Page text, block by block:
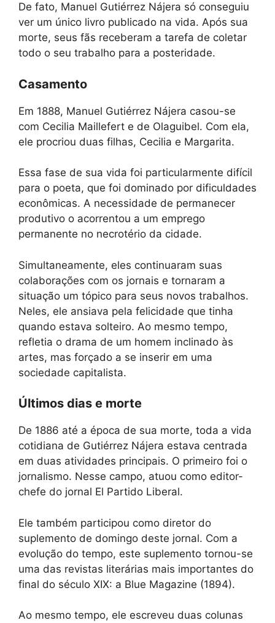
De fato, Manuel Gutiérrez Nájera só conseguiu
ver um único livro publicado na vida. Após sua
morte, seus fãs receberam a tarefa de coletar
todo o seu trabalho para a posteridade.
Casamento
Em 1888, Manuel Gutiérrez Nájera casou-se
com Cecilia Maillefert e de Olaguibel. Com ela,
ele procriou duas filhas, Cecilia e Margarita.
Essa fase de sua vida foi particularmente difícil
para o poeta, que foi dominado por dificuldades
econômicas. A necessidade de permanecer
produtivo o acorrentou a um emprego
permanente no necrotério da cidade.
Simultaneamente, eles continuaram suas
colaborações com os jornais e tornaram a
situação um tópico para seus novos trabalhos.
Neles, ele ansiava pela felicidade que tinha
quando estava solteiro. Ao mesmo tempo,
refletia o drama de um homem inclinado às
artes, mas forçado a se inserir em uma
sociedade capitalista.
Últimos dias e morte
De 1886 até a época de sua morte, toda a vida
cotidiana de Gutiérrez Nájera estava centrada
em duas atividades principais. O primeiro foi o
jornalismo. Nesse campo, atuou como editor-
chefe do jornal El Partido Liberal.
Ele também participou como diretor do
suplemento de domingo deste jornal. Com a
evolução do tempo, este suplemento tornou-se
uma das revistas literárias mais importantes do
final do século XIX: a Blue Magazine (1894).
Ao mesmo tempo, ele escreveu duas colunas